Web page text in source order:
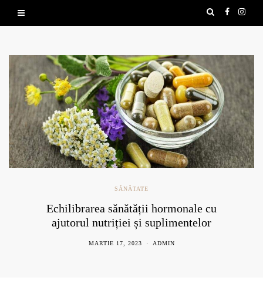
SĂNĂTATE
Echilibrarea sănătății hormonale cu
ajutorul nutriției și suplimentelor
MARTIE 17, 2023 ADMIN